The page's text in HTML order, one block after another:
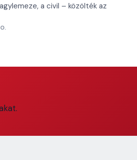
a civil – közölték az